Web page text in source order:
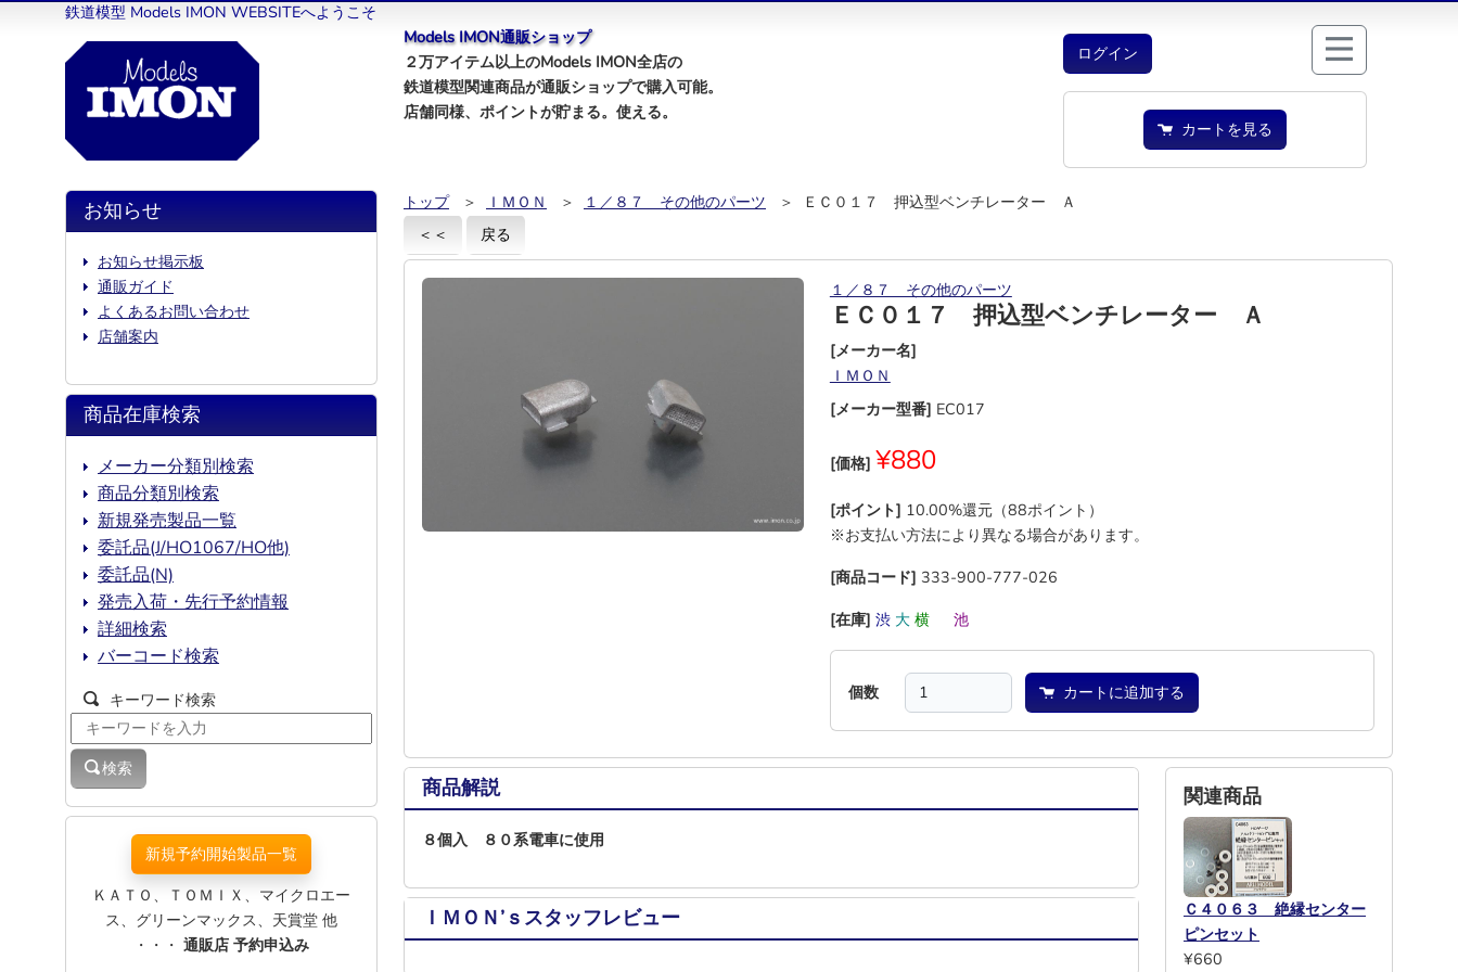
鉄道模型 Models IMON WEBSITEへようこそ
Models IMON通販ショップ
２万アイテム以上のModels IMON全店の
鉄道模型関連商品が通販ショップで購入可能。
店舗同様、ポイントが貯まる。使える。
ログイン
カートを見る
トップ ＞ ＩＭＯＮ ＞ １／８７ その他のパーツ
＞ ＥＣ０１７ 押込型ベンチレーター Ａ
＜＜
戻る
１／８７ その他のパーツ
ＥＣ０１７ 押込型ベンチレーター Ａ
[メーカー名]
ＩＭＯＮ
[メーカー型番] EC017
[価格] ¥880
[ポイント] 10.00%還元（88ポイント）
※お支払い方法により異なる場合があります。
[商品コード] 333-900-777-026
[在庫] 渋 大 横 池
個数 カートに追加する
商品解説
８個入 ８０系電車に使用
ＩＭＯＮ’ｓスタッフレビュー
関連商品
Ｃ４０６３ 絶縁センター
ピンセット
¥660
お知らせ
お知らせ掲示板
通販ガイド
よくあるお問い合わせ
店舗案内
商品在庫検索
メーカー分類別検索
商品分類別検索
新規発売製品一覧
委託品(J/HO1067/HO他)
委託品(N)
発売入荷・先行予約情報
詳細検索
バーコード検索
キーワード検索
検索
新規予約開始製品一覧
ＫＡＴＯ、ＴＯＭＩＸ、マイクロエー
ス、グリーンマックス、天賞堂 他
・・・ 通販店 予約申込み